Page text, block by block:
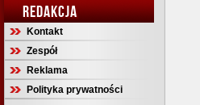
REDAKCJA
Kontakt
Zespół
Reklama
Polityka prywatności